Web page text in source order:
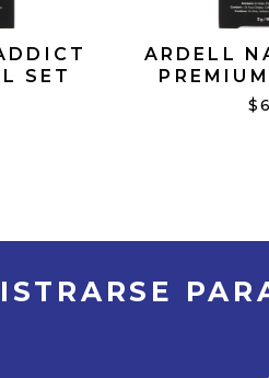
SET
ARDELL
MICRO